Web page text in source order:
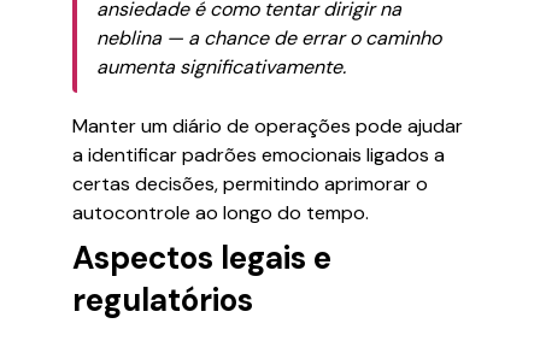
ansiedade é como tentar dirigir na
neblina — a chance de errar o caminho
aumenta significativamente.
Manter um diário de operações pode ajudar
a identificar padrões emocionais ligados a
certas decisões, permitindo aprimorar o
autocontrole ao longo do tempo.
Aspectos legais e
regulatórios